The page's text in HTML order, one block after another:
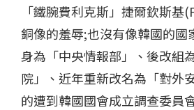
「鐵腕費利克斯」捷爾欽斯基
銅像的羞辱;也沒有像韓國的國
身為「中央情報部」、後改組
院」、近年重新改名為「對外
的遭到韓國國會成立調查委員